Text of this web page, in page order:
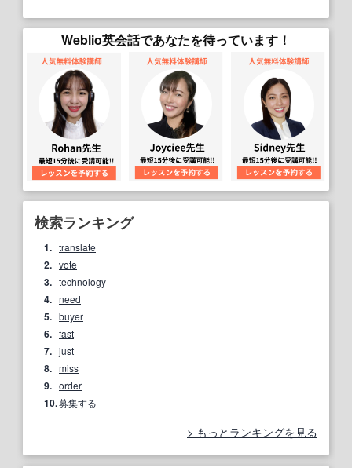
Weblio英会話であなたを待っています！
検索ランキング
1. translate
2. vote
3. technology
4. need
5. buyer
6. fast
7. just
8. miss
9. order
10.募集する
もっとランキングを見る